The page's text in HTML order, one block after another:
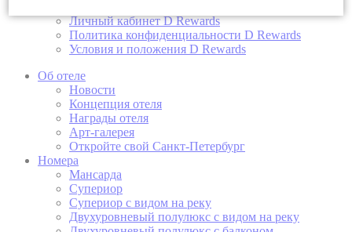
Cookie Declaration byd-edge Macaron CMP . Last update: 2022-11-
Что такое куки?
Файлы cookie - это небольшие фрагменты текстовой
информации, которые используются веб-сайтом для
улучшения взаимодействия с пользователем. Примите
все файлы cookie или выберите, какие категории вы
хотите разрешить.
политика в отношении файлов cookie
Нужно
Личный кабинет D Rewards
Политика конфиденциальности D Rewards
Условия и положения D Rewards
Об отеле
Новости
Концепция отеля
Награды отеля
Арт-галерея
Откройте свой Санкт-Петербург
Номера
Мансарда
Супериор
Супериор с видом на реку
Двухуровневый полулюкс с видом на реку